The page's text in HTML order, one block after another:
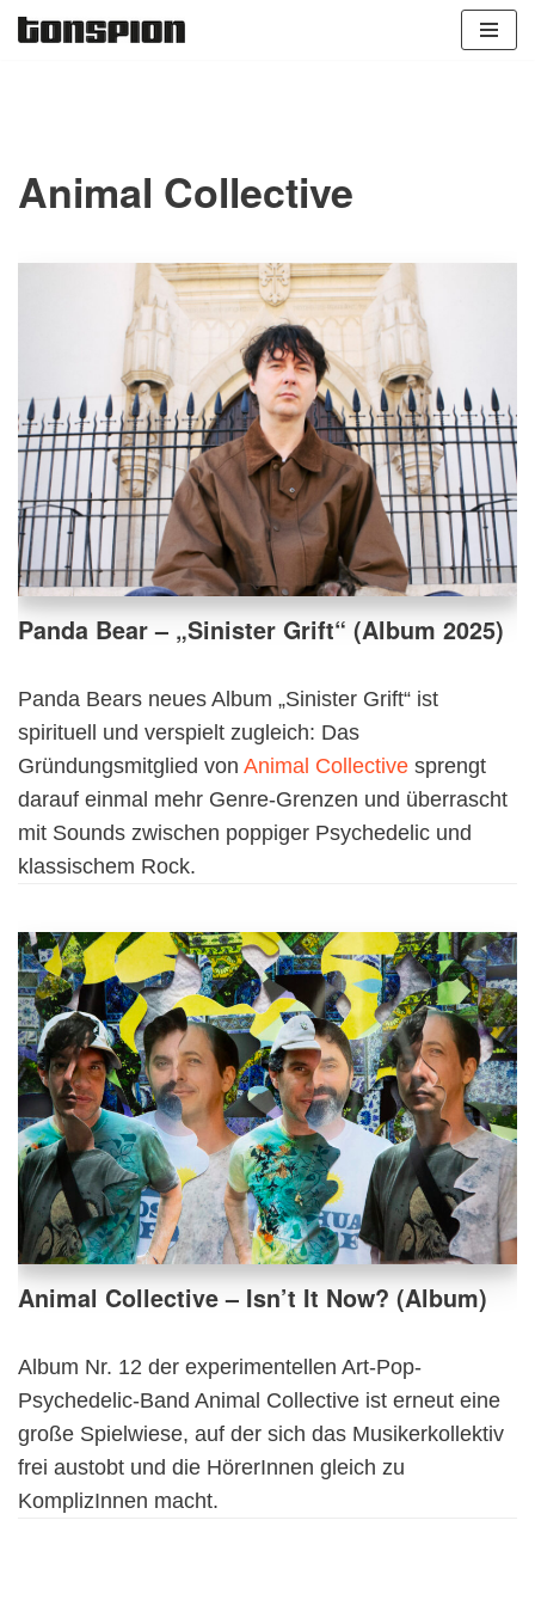
Animal Collective
Panda Bear – „Sinister Grift“ (Album 2025)
Panda Bears neues Album „Sinister Grift“ ist
spirituell und verspielt zugleich: Das
Gründungsmitglied von Animal Collective sprengt
darauf einmal mehr Genre-Grenzen und überrascht
mit Sounds zwischen poppiger Psychedelic und
klassischem Rock.
Animal Collective – Isn’t It Now? (Album)
Album Nr. 12 der experimentellen Art-Pop-
Psychedelic-Band Animal Collective ist erneut eine
große Spielwiese, auf der sich das Musikerkollektiv
frei austobt und die HörerInnen gleich zu
KomplizInnen macht.